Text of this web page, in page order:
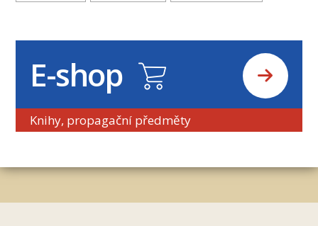
E-shop
Knihy, propagační předměty